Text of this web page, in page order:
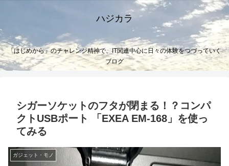
ハジカラ
「はじめから」のチャレンジ精神で、IT関連中心に日々の体験をつづっていく
ブログ
シガーソケットのフタが閉まる！？コンパ
クトUSBポート 「EXEA EM-168」を使っ
てみる
ガジェット・モノ